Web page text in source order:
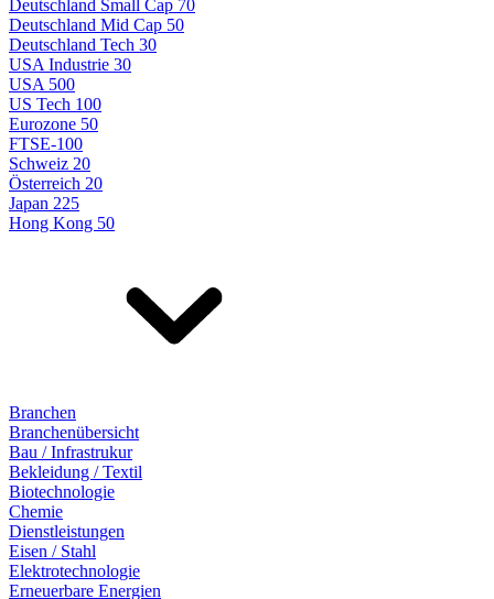
Deutschland Small Cap 70
Deutschland Mid Cap 50
Deutschland Tech 30
USA Industrie 30
USA 500
US Tech 100
Eurozone 50
FTSE-100
Schweiz 20
Österreich 20
Japan 225
Hong Kong 50
Branchen
Branchenübersicht
Bau / Infrastrukur
Bekleidung / Textil
Biotechnologie
Chemie
Dienstleistungen
Eisen / Stahl
Elektrotechnologie
Erneuerbare Energien